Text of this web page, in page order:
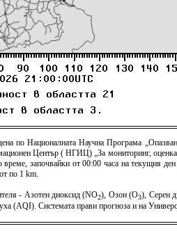
по Националната Научна Програма
Център ( НГИЦ) „За мониторинг, оценка
започвайки от 00:00 часа на текущия
по 1 km.
- Азотен диоксид (NO2), Озон (O3), Серен
(AQI). Системата прави прогноза и на